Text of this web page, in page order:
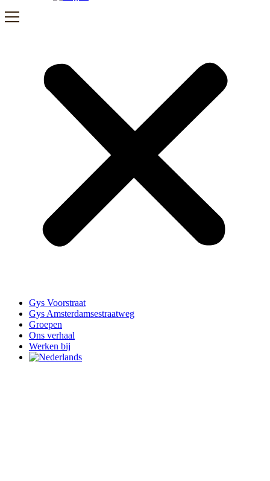
Gys Voorstraat
Gys Amsterdamsestraatweg
Groepen
Ons verhaal
Werken bij